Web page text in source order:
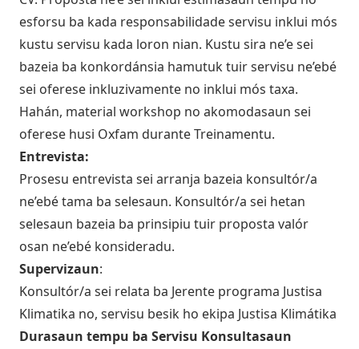
esforsu ba kada responsabilidade servisu inklui mós
kustu servisu kada loron nian. Kustu sira ne’e sei
bazeia ba konkordánsia hamutuk tuir servisu ne’ebé
sei oferese inkluzivamente no inklui mós taxa.
Hahán, material workshop no akomodasaun sei
oferese husi Oxfam durante Treinamentu.
Entrevista:
Prosesu entrevista sei arranja bazeia konsultór/a
ne’ebé tama ba selesaun. Konsultór/a sei hetan
selesaun bazeia ba prinsipiu tuir proposta valór
osan ne’ebé konsideradu.
Supervizaun:
Konsultór/a sei relata ba Jerente programa Justisa
Klimatika no, servisu besik ho ekipa Justisa Klimátika
Durasaun tempu ba Servisu Konsultasaun